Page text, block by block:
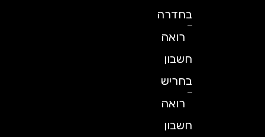
בחדרה
רואה
חשבון
בחריש
רואה
חשבון